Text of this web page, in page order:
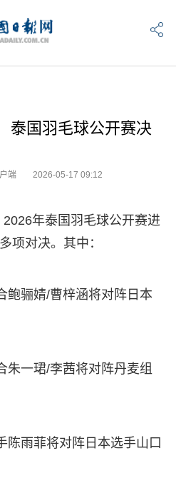
泰国羽毛球公开赛决
端 2026-05-17 09:12
年泰国羽毛球公开赛进
项对决。其中：
鲍骊婧/曹梓涵将对阵日本
朱一珺/李茜将对阵丹麦组
陈雨菲将对阵日本选手山口